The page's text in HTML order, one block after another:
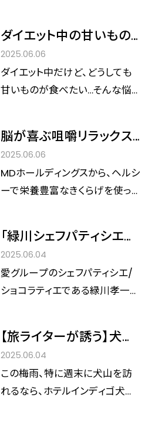
ーティ スペシャル リキャップ缶
275g』！ 2025年6月2日（月）に
数量限定で発売されたこの製
品、フードライターとして一足早
く試飲させていただきました。水
ー”が、いよいよ缶コーヒーとして
登場するとのことで、その味わい
に期待が高まります。
インナーケアアイテムを展開して
いる。今回は、代表の小川博子氏
にブランド誕生の背景や、インナ
ーケアの重要性について話を伺
ダイエット中の甘いもの
欲に！『ココ＆ナナ』でヘ
ルシー×MCTチャージ【シ
ンデレラフィット美容ライ
2025.06.06
ダイエット中だけど、どうしても
甘いものが食べたい…そんな悩
ら、美味しさと健康を両立させた
ヘルシーお菓子『ココ＆ナナ』を
シンデレラフィット編集部でレビ
ューさせていただきます。
脳が喜ぶ咀嚼リラックス！
ヘルシー×ASMRなダイエ
ットの相棒『きになるきく
らげ 梅しそ味』をあなた
2025.06.06
MDホールディングスから、ヘルシ
ーで栄養豊富なきくらげを使っ
た！シンデレラフィット編集部の美
容ライターも大注目の一品です。
「緑川シェフパティシエが
語る！『宝石ピクルス』開
発秘話」を取材・企画から
商品化までのステップ
2025.06.04
愛グループのシェフパティシエ/
ショコラティエである緑川孝一氏
素材を使用し、美しい色彩と形が
そのまま瓶に詰められた逸品で
す。見た目も華やかで、まろやか
な酸味が特徴。サラダや料理の
【旅ライターが誘う】犬山
の梅雨旅は「ホテルイン
ディゴ犬山有楽苑」で非
日常体験を！
2025.06.04
この梅雨、特に週末に犬山を訪
れるなら、ホテルインディゴ犬山